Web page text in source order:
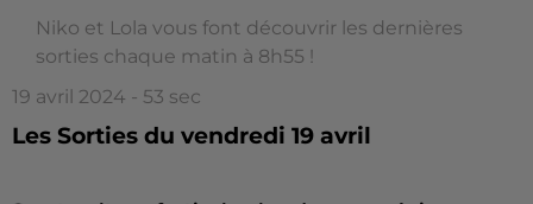
Niko et Lola vous font découvrir les dernières
sorties chaque matin à 8h55 !
19 avril 2024 - 53 sec
Les Sorties du vendredi 19 avril